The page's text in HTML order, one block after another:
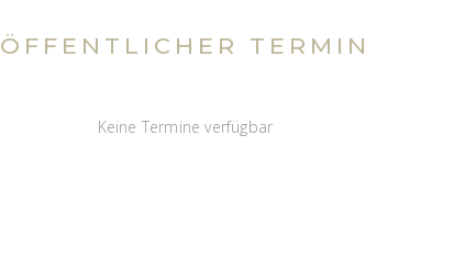
ÖFFENTLICHER TERMIN
Keine Termine verfügbar